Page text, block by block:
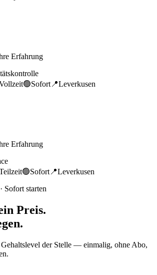
Erfahrung
🟢Sofort 📍Leverkusen
Erfahrung
🟢Sofort 📍Leverkusen
Sofort starten
Preis.
Gehaltslevel der Stelle — einmalig, ohne Abo,